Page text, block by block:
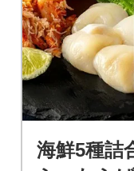
海鮮5種詰